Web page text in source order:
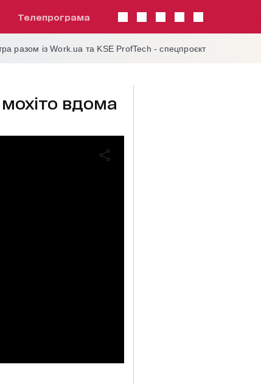
телепрограма
разом із Work.ua та KSE ProfTech - спецпроєкт
вдома